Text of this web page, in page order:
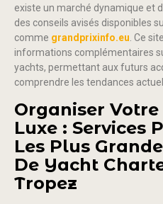
existe un marché dynamique et
des conseils avisés disponibles
comme grandprixinfo.eu. Ce
informations complémentaires
yachts, permettant aux futurs
comprendre les tendances
Organiser Votre
Luxe : Services
Les Plus
De Yacht
Tropez